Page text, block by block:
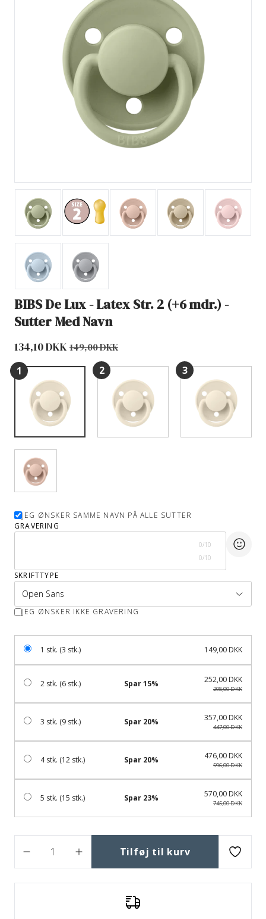
BIBS De Lux - Latex Str. 2 (+6 mdr.) -
Sutter Med Navn
134,10 DKK 149,00 DKK
JEG ØNSKER SAMME NAVN PÅ ALLE SUTTER
GRAVERING
0/10
0/10
SKRIFTTYPE
JEG ØNSKER IKKE GRAVERING
1 stk. (3 stk.) 149,00 DKK
2 stk. (6 stk.) Spar 15% 252,00 DKK
298,00 DKK
3 stk. (9 stk.) Spar 20% 357,00 DKK
447,00 DKK
4 stk. (12 stk.) Spar 20% 476,00 DKK
596,00 DKK
5 stk. (15 stk.) Spar 23% 570,00 DKK
745,00 DKK
Tilføj til kurv